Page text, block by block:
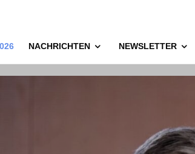
NACHRICHTEN NEWSLETTER